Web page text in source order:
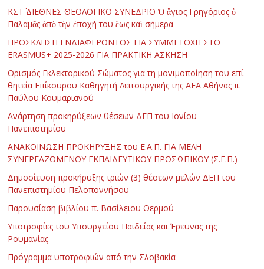
ΚΣΤ΄ ΔΙΕΘΝΕΣ ΘΕΟΛΟΓΙΚΟ ΣΥΝΕΔΡΙΟ Ὁ ἅγιος Γρηγόριος ὁ
Παλαμᾶς ἀπὸ τὴν ἐποχή του ἕως καὶ σήμερα
ΠΡΟΣΚΛΗΣΗ ΕΝΔΙΑΦΕΡΟΝΤΟΣ ΓΙΑ ΣΥΜΜΕΤΟΧΗ ΣΤΟ
ERASMUS+ 2025-2026 ΓΙΑ ΠΡΑΚΤΙΚΗ ΑΣΚΗΣΗ
Ορισμός Εκλεκτορικού Σώματος για τη μονιμοποίηση του επί
θητεία Επίκουρου Καθηγητή Λειτουργικής της ΑΕΑ Αθήνας π.
Παύλου Κουμαριανού
Ανάρτηση προκηρύξεων θέσεων ΔΕΠ του Ιονίου
Πανεπιστημίου
ΑΝΑΚΟΙΝΩΣΗ ΠΡΟΚΗΡΥΞΗΣ του Ε.Α.Π. ΓΙΑ ΜΕΛΗ
ΣΥΝΕΡΓΑΖΟΜΕΝΟΥ ΕΚΠΑΙΔΕΥΤΙΚΟΥ ΠΡΟΣΩΠΙΚΟΥ (Σ.Ε.Π.)
Δημοσίευση προκήρυξης τριών (3) θέσεων μελών ΔΕΠ του
Πανεπιστημίου Πελοποννήσου
Παρουσίαση βιβλίου π. Βασίλειου Θερμού
Υποτροφίες του Υπουργείου Παιδείας και Έρευνας της
Ρουμανίας
Πρόγραμμα υποτροφιών από την Σλοβακία